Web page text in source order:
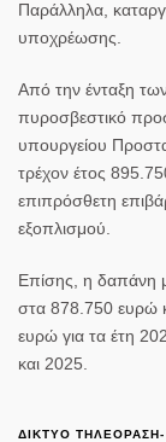
Παράλληλα,
υποχρέωσης.
Από την ένταξη
πυροσβεστικό
υπουργείου
τρέχον έτος
επιπρόσθετη
εξοπλισμού.
Επίσης, η δαπάνη
στα 878.750 ευρώ
ευρώ για τα έτη
και 2025.
ΔΙΚΤΥΟ ΤΗΛΕΟΡΑΣΗ-